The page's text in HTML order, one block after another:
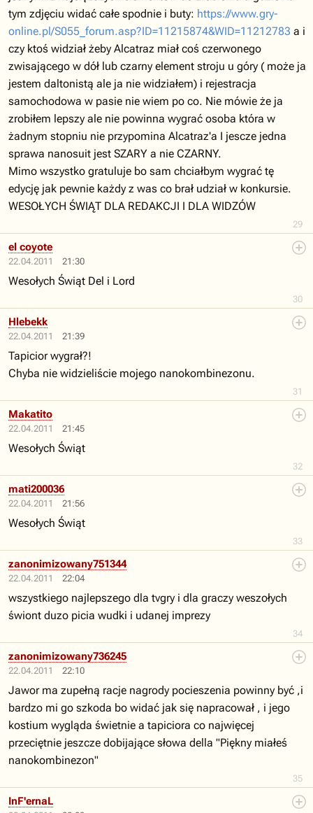
29
tym zdjęciu widać całe spodnie i buty: https://www.gry-
online.pl/S055_forum.asp?ID=11215874&WID=11212783 a i
czy ktoś widział żeby Alcatraz miał coś czerwonego
zwisającego w dół lub czarny element stroju u góry ( może ja
jestem daltonistą ale ja nie widziałem) i rejestracja
samochodowa w pasie nie wiem po co. Nie mówie że ja
zrobiłem lepszy ale nie powinna wygrać osoba która w
żadnym stopniu nie przypomina Alcatraz'a I jescze jedna
sprawa nanosuit jest SZARY a nie CZARNY.
Mimo wszystko gratuluje bo sam chciałbym wygrać tę
edycję jak pewnie każdy z was co brał udział w konkursie.
WESOŁYCH ŚWIĄT DLA REDAKCJI I DLA WIDZÓW
22.04.2011 21:30
30
el coyote
Wesołych Świąt Del i Lord
22.04.2011 21:39
31
Hlebekk
Tapicior wygrał?!
Chyba nie widzieliście mojego nanokombinezonu.
22.04.2011 21:45
32
Makatito
Wesołych Świąt
22.04.2011 21:56
33
mati200036
Wesołych Świąt
22.04.2011 22:04
34
zanonimizowany751344
wszystkiego najlepszego dla tvgry i dla graczy weszołych
świont duzo picia wudki i udanej imprezy
22.04.2011 22:10
35
zanonimizowany736245
Jawor ma zupełną racje nagrody pocieszenia powinny być ,i
bardzo mi go szkoda bo widać jak się napracował , i jego
kostium wygląda świetnie a tapiciora co najwięcej
przeciętnie jeszcze dobijające słowa della "Piękny miałeś
nanokombinezon"
InF'ernaL